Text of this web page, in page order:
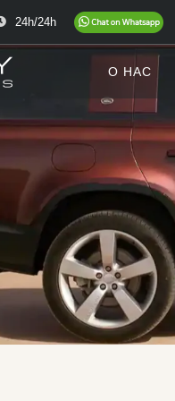
24h/24h
О НАС